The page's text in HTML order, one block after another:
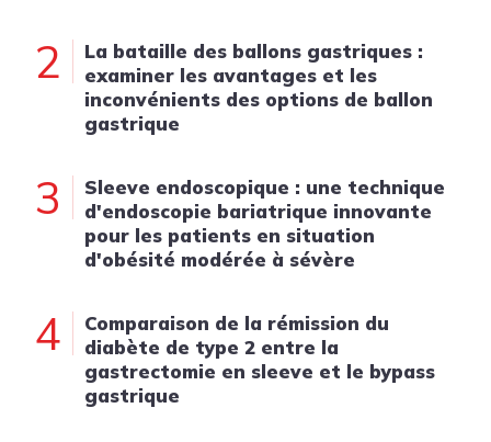
2
La bataille des ballons gastriques :
examiner les avantages et les
inconvénients des options de ballon
gastrique
3
Sleeve endoscopique : une technique
d'endoscopie bariatrique innovante
pour les patients en situation
d'obésité modérée à sévère
4
Comparaison de la rémission du
diabète de type 2 entre la
gastrectomie en sleeve et le bypass
gastrique